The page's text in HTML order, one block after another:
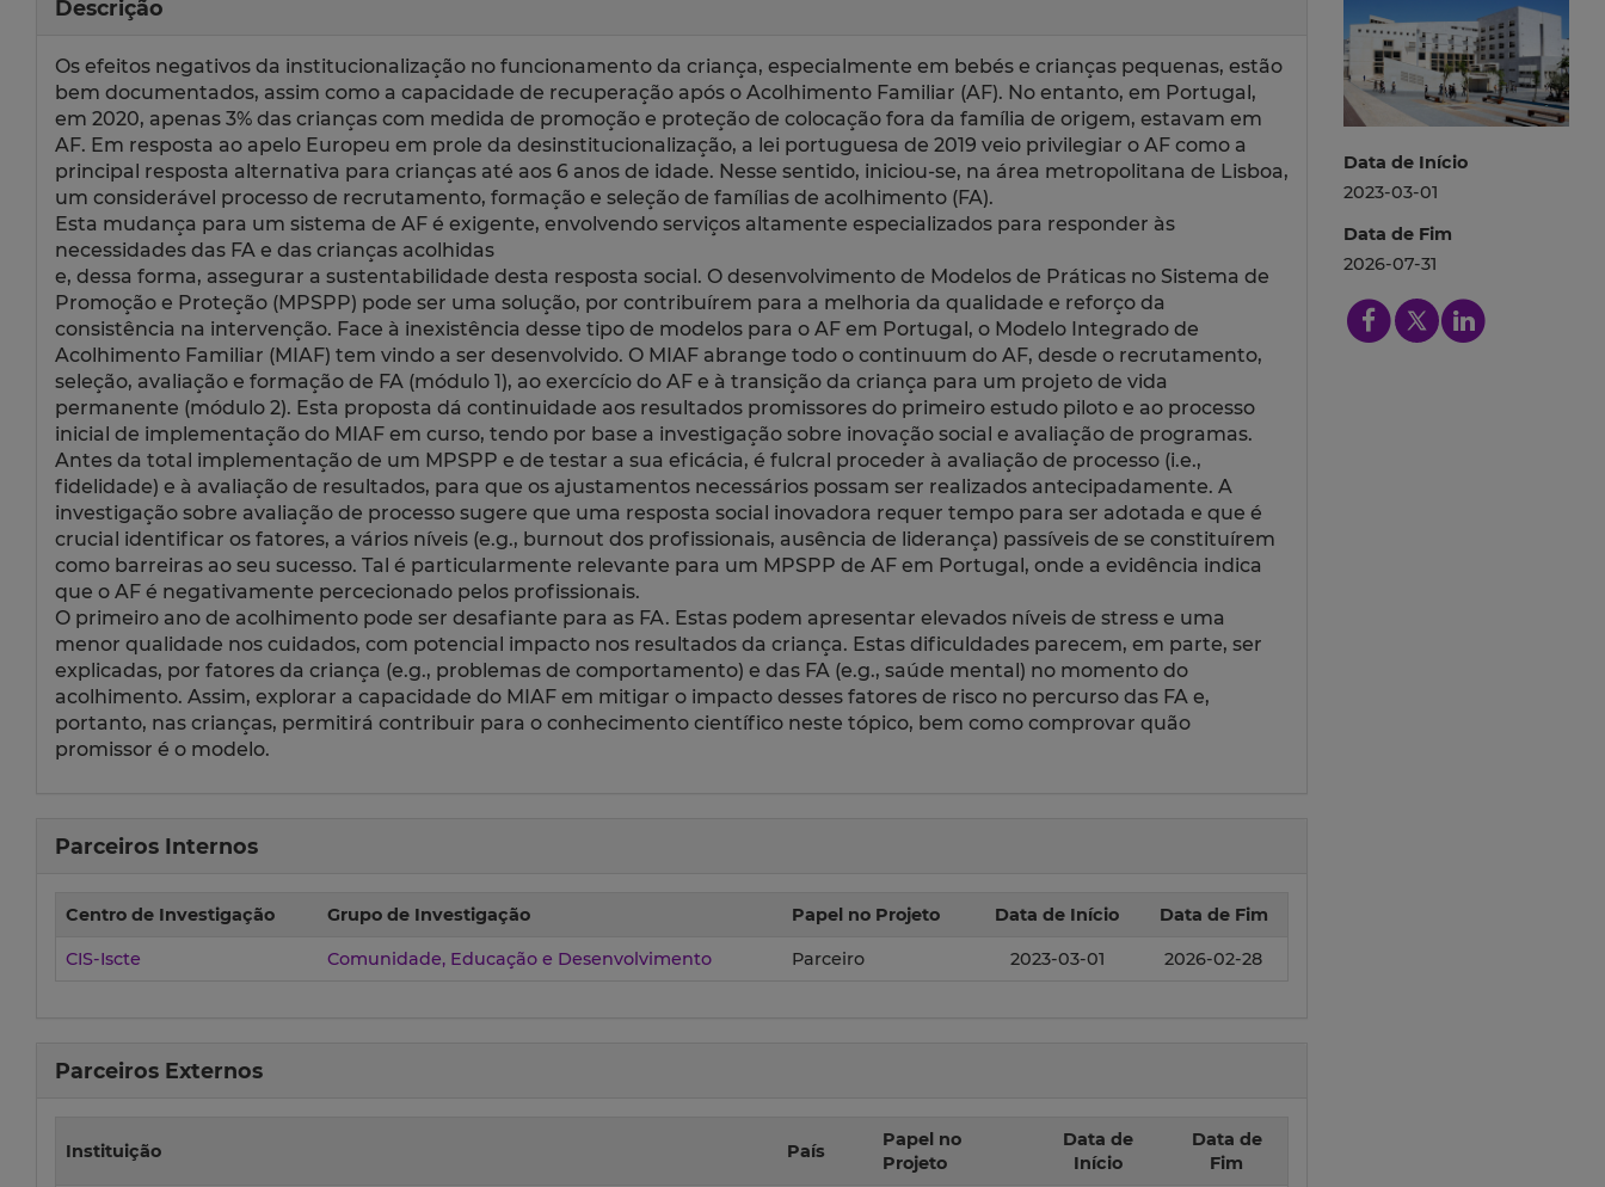
Descrição
Os efeitos negativos da institucionalização no funcionamento da criança, especialmente em bebés e crianças pequenas, estão
bem documentados, assim como a capacidade de recuperação após o Acolhimento Familiar (AF). No entanto, em Portugal,
em 2020, apenas 3% das crianças com medida de promoção e proteção de colocação fora da família de origem, estavam em
AF. Em resposta ao apelo Europeu em prole da desinstitucionalização, a lei portuguesa de 2019 veio privilegiar o AF como a
principal resposta alternativa para crianças até aos 6 anos de idade. Nesse sentido, iniciou-se, na área metropolitana de Lisboa,
um considerável processo de recrutamento, formação e seleção de famílias de acolhimento (FA).
Esta mudança para um sistema de AF é exigente, envolvendo serviços altamente especializados para responder às
necessidades das FA e das crianças acolhidas
e, dessa forma, assegurar a sustentabilidade desta resposta social. O desenvolvimento de Modelos de Práticas no Sistema de
Promoção e Proteção (MPSPP) pode ser uma solução, por contribuírem para a melhoria da qualidade e reforço da
consistência na intervenção. Face à inexistência desse tipo de modelos para o AF em Portugal, o Modelo Integrado de
Acolhimento Familiar (MIAF) tem vindo a ser desenvolvido. O MIAF abrange todo o continuum do AF, desde o recrutamento,
seleção, avaliação e formação de FA (módulo 1), ao exercício do AF e à transição da criança para um projeto de vida
permanente (módulo 2). Esta proposta dá continuidade aos resultados promissores do primeiro estudo piloto e ao processo
inicial de implementação do MIAF em curso, tendo por base a investigação sobre inovação social e avaliação de programas.
Antes da total implementação de um MPSPP e de testar a sua eficácia, é fulcral proceder à avaliação de processo (i.e.,
fidelidade) e à avaliação de resultados, para que os ajustamentos necessários possam ser realizados antecipadamente. A
investigação sobre avaliação de processo sugere que uma resposta social inovadora requer tempo para ser adotada e que é
crucial identificar os fatores, a vários níveis (e.g., burnout dos profissionais, ausência de liderança) passíveis de se constituírem
como barreiras ao seu sucesso. Tal é particularmente relevante para um MPSPP de AF em Portugal, onde a evidência indica
que o AF é negativamente percecionado pelos profissionais.
O primeiro ano de acolhimento pode ser desafiante para as FA. Estas podem apresentar elevados níveis de stress e uma
menor qualidade nos cuidados, com potencial impacto nos resultados da criança. Estas dificuldades parecem, em parte, ser
explicadas, por fatores da criança (e.g., problemas de comportamento) e das FA (e.g., saúde mental) no momento do
acolhimento. Assim, explorar a capacidade do MIAF em mitigar o impacto desses fatores de risco no percurso das FA e,
portanto, nas crianças, permitirá contribuir para o conhecimento científico neste tópico, bem como comprovar quão
promissor é o modelo.
Parceiros Internos
Centro de Investigação Grupo de Investigação Papel no Projeto Data de Início Data de Fim
CIS-Iscte Comunidade, Educação e Desenvolvimento Parceiro 2023-03-01 2026-02-28
Parceiros Externos
Instituição País
Papel no
Projeto
Data de
Início
Data de
Fim
Data de Início
2023-03-01
Data de Fim
2026-07-31